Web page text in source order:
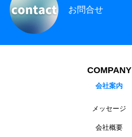
お問合せ
COMPANY
会社案内
メッセージ
会社概要